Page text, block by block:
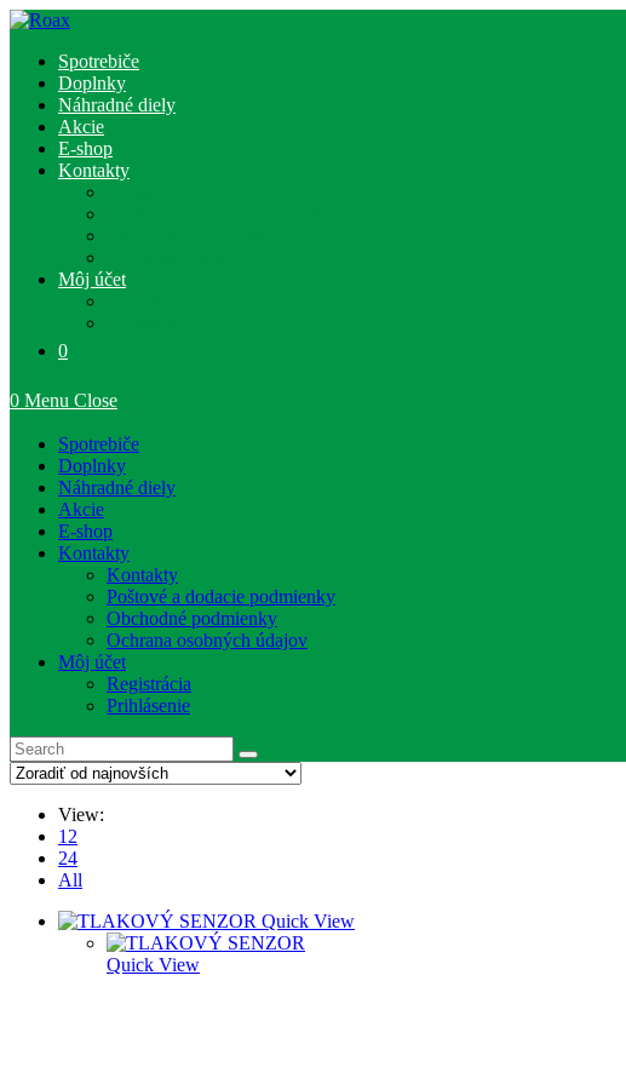
Skip
contentSpotrebiče
Doplnky
Náhradné diely
Akcie
E-shop
Kontakty
Môj účet
0
0 Menu Close
Spotrebiče
Doplnky
Náhradné diely
Akcie
E-shop
Kontakty
Kontakty
Poštové a dodacie podmienky
Obchodné podmienky
Ochrana osobných údajov
Môj účet
Registrácia
Prihlásenie
View:
12
24
All
Quick View
Quick View